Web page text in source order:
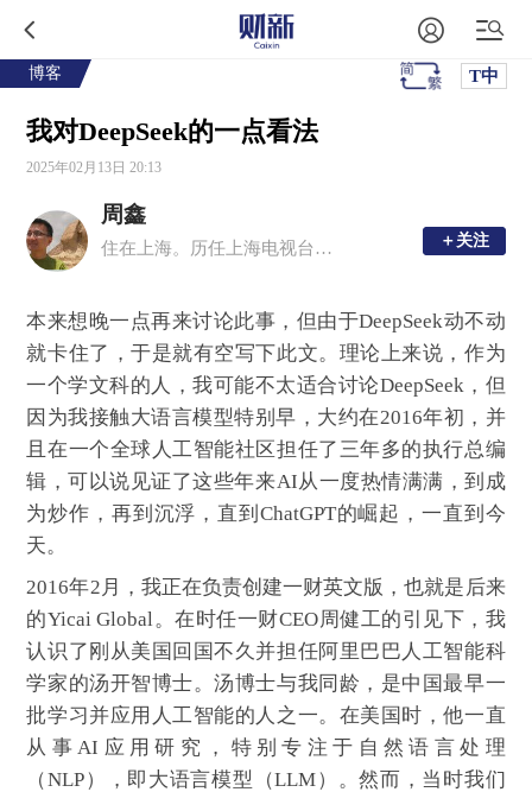
博客 T中
我对DeepSeek的一点看法
2025年02月13日 20:13
周鑫
住在上海。历任上海电视台《案件聚焦》编导，SMG驻香港记者，第一财经北京分部主任，财新传媒助理总编辑，一财英文版Yicai Global总编辑兼CEO ＋关注
＋关注
本来想晚一点再来讨论此事，但由于DeepSeek动不动
就卡住了，于是就有空写下此文。理论上来说，作为
一个学文科的人，我可能不太适合讨论DeepSeek，但
因为我接触大语言模型特别早，大约在2016年初，并
且在一个全球人工智能社区担任了三年多的执行总编
辑，可以说见证了这些年来AI从一度热情满满，到成
为炒作，再到沉浮，直到ChatGPT的崛起，一直到今
天。
2016年2月，我正在负责创建一财英文版，也就是后来
的Yicai Global。在时任一财CEO周健工的引见下，我
认识了刚从美国回国不久并担任阿里巴巴人工智能科
学家的汤开智博士。汤博士与我同龄，是中国最早一
批学习并应用人工智能的人之一。在美国时，他一直
从事AI应用研究，特别专注于自然语言处理
（NLP），即大语言模型（LLM）。然而，当时我们